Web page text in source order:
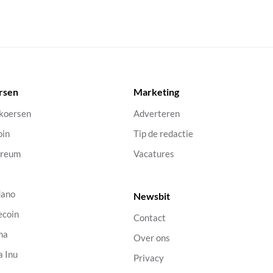
Inu
Marketing
Adverteren
Tip de redactie
Vacatures
Newsbit
Contact
Over ons
Privacy